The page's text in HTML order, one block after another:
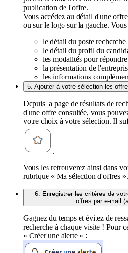
publication de l'offre.
Vous accédez au détail d'une
ou sur le logo sur la gauche.
le détail du poste
le détail du profil du
les modalités pour
la présentation de
les informations
5. Ajouter à votre sélection les
Depuis la page de résultats de
d'une offre consultée, vous
votre choix à votre sélection. Il
.
Vous les retrouverez ainsi dans
rubrique « Ma sélection d'offres ».
6. Enregistrer les critères de
offres par e-mail
Gagnez du temps et évitez de
recherche à chaque visite ! Pour
« Créer une alerte » :